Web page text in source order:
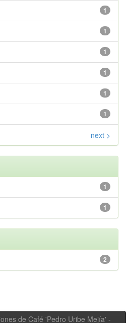
1
1
1
1
1
1
next >
1
1
2
de Café 'Pedro Uribe Mejía' -